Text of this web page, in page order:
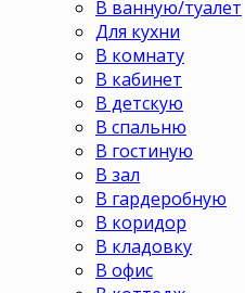
В ванную/туалет
Для кухни
В комнату
В кабинет
В детскую
В спальню
В гостиную
В зал
В гардеробную
В коридор
В кладовку
В офис